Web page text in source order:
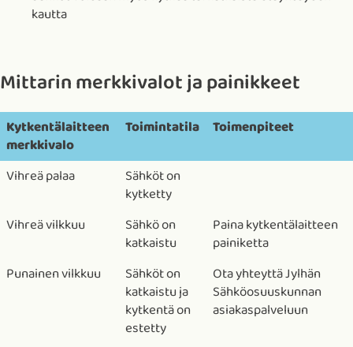
kautta
Mittarin merkkivalot ja painikkeet
Kytkentälaitteen
merkkivalo
Toimintatila Toimenpiteet
Vihreä palaa
Sähköt on
kytketty
Vihreä vilkkuu
Sähkö on
katkaistu
Paina kytkentälaitteen
painiketta
Punainen vilkkuu
Sähköt on
katkaistu ja
kytkentä on
estetty
Ota yhteyttä Jylhän
Sähköosuuskunnan
asiakaspalveluun